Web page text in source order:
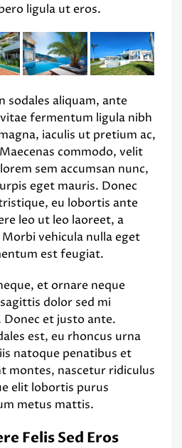
ligula ut eros.
sodales aliquam, ante
fermentum ligula nibh
iaculis ut pretium ac,
commodo, velit
sem accumsan nunc,
eget mauris. Donec
eu lobortis ante
leo ut leo laoreet, a
vehicula nulla eget
est feugiat.
et ornare neque
dolor sed mi
et justo ante.
est, eu rhoncus urna
natoque penatibus et
montes, nascetur ridiculus
elit lobortis purus
metus mattis.
Felis Sed Eros